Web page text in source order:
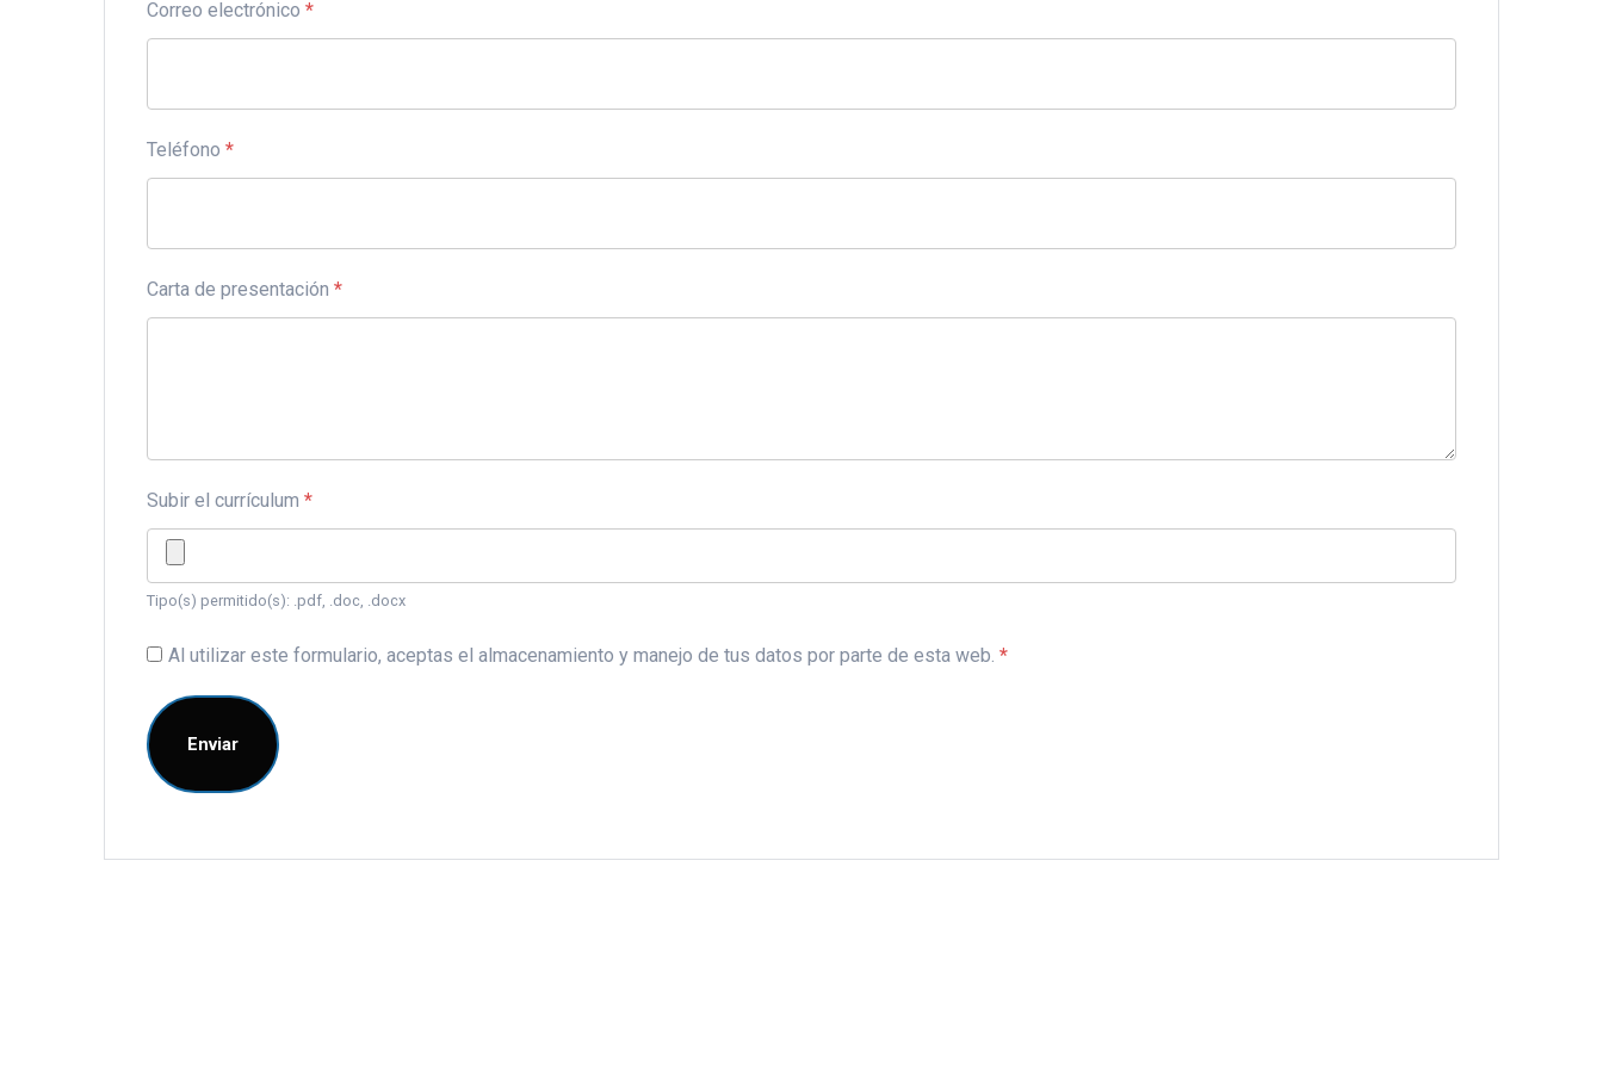
Correo electrónico *
Teléfono *
Carta de presentación *
Subir el currículum *
Tipo(s) permitido(s): .pdf, .doc, .docx
Al utilizar este formulario, aceptas el almacenamiento y manejo de tus datos por parte de esta web. *